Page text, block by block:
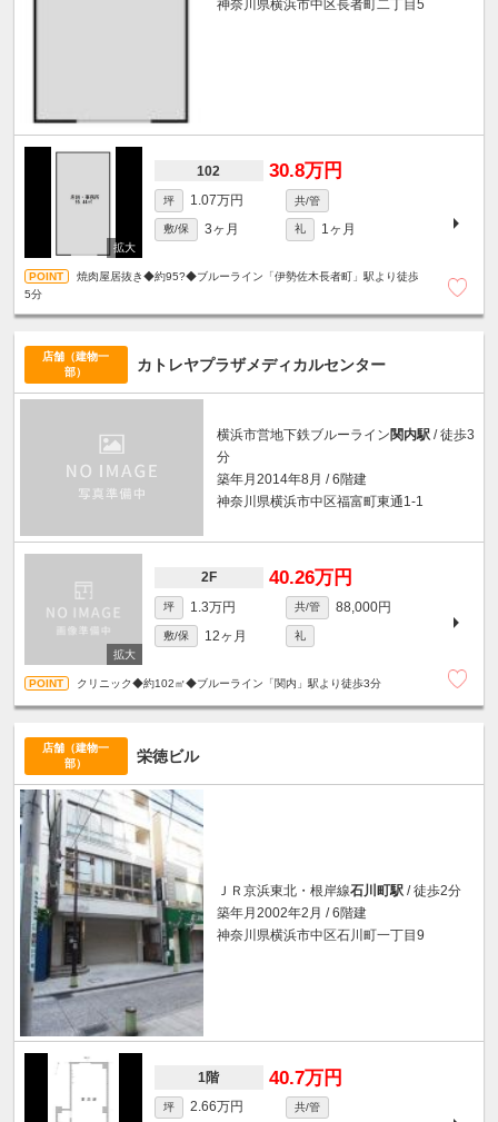
神奈川県横浜市中区長者町二丁目5
102 30.8万円
坪 1.07万円 共/管
敷/保 3ヶ月 礼 1ヶ月
焼肉屋居抜き◆約95?◆ブルーライン「伊勢佐木長者町」駅より徒歩
5分
店舗（建物一
部）
カトレヤプラザメディカルセンター
横浜市営地下鉄ブルーライン関内駅 / 徒歩3
分
築年月2014年8月 / 6階建
神奈川県横浜市中区福富町東通1-1
2F 40.26万円
坪 1.3万円 共/管 88,000円
敷/保 12ヶ月 礼
クリニック◆約102㎡◆ブルーライン「関内」駅より徒歩3分
店舗（建物一
部）
栄徳ビル
ＪＲ京浜東北・根岸線石川町駅 / 徒歩2分
築年月2002年2月 / 6階建
神奈川県横浜市中区石川町一丁目9
1階 40.7万円
坪 2.66万円 共/管